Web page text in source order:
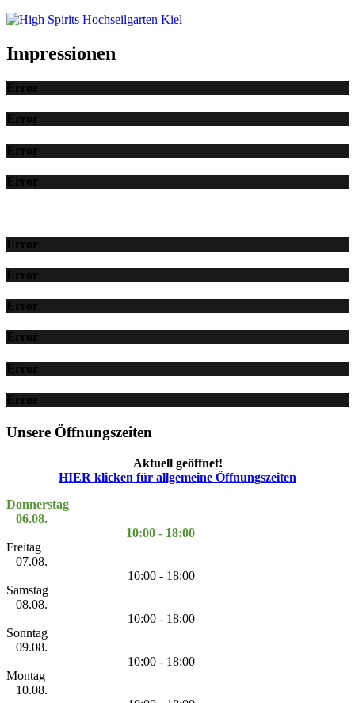
Impressionen
Error
Error
Error
Error
Error
Error
Error
Error
Error
Error
Unsere Öffnungszeiten
Aktuell geöffnet!
HIER klicken für allgemeine Öffnungszeiten
Donnerstag
06.08.
10:00 - 18:00
Freitag
07.08.
10:00 - 18:00
Samstag
08.08.
10:00 - 18:00
Sonntag
09.08.
10:00 - 18:00
Montag
10.08.